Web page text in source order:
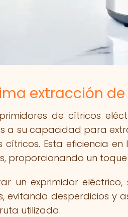
extracción
de cítricos
a su capacidad para
cítricos. Esta eficiencia
proporcionando un
un exprimidor
evitando desperdicios y
utilizada.